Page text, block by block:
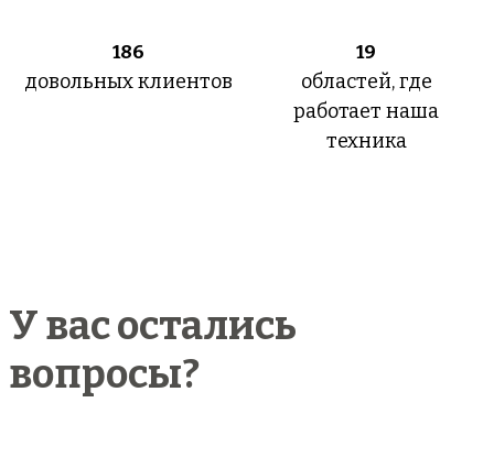
186
довольных клиентов
19
областей, где
работает наша
техника
У вас остались
вопросы?